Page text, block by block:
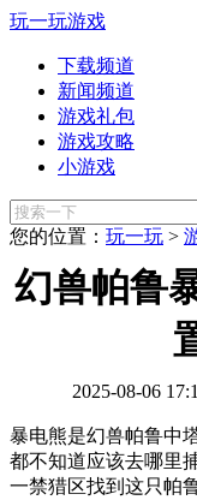
玩一玩游戏
下载频道
新闻频道
游戏礼包
游戏攻略
小游戏
您的位置： 玩一玩 >
幻兽帕鲁
2025-08-06
暴电熊是幻兽帕鲁中
都不知道应该去哪里
一禁猎区找到这只帕